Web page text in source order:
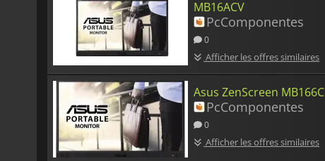
MB16ACV
PcComponentes
0
Afficher les offres similaires
Asus ZenScreen MB166C
PcComponentes
0
Afficher les offres similaires